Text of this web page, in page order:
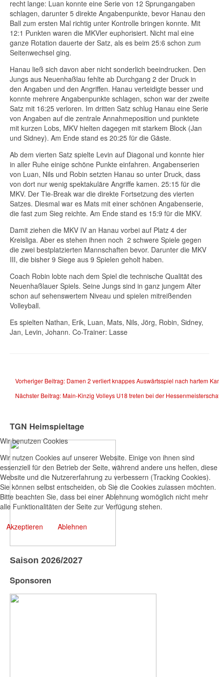
recht lange: Luan konnte eine Serie von 12 Sprungangaben
schlagen, darunter 5 direkte Angabenpunkte, bevor Hanau den
Ball zum ersten Mal richtig unter Kontrolle bringen konnte. Mit
12:1 Punkten waren die MKVler euphorisiert. Nicht mal eine
ganze Rotation dauerte der Satz, als es beim 25:6 schon zum
Seitenwechsel ging.
Hanau ließ sich davon aber nicht sonderlich beeindrucken. Den
Jungs aus Neuenhaßlau fehlte ab Durchgang 2 der Druck in
den Angaben und den Angriffen. Hanau verteidigte besser und
konnte mehrere Angabenpunkte schlagen, schon war der zweite
Satz mit 16:25 verloren. Im dritten Satz schlug Hanau eine Serie
von Angaben auf die zentrale Annahmeposition und punktete
mit kurzen Lobs, MKV hielten dagegen mit starkem Block (Jan
und Sidney). Am Ende stand es 20:25 für die Gäste.
Ab dem vierten Satz spielte Levin auf Diagonal und konnte hier
in aller Ruhe einige schöne Punkte einfahren. Angabenserien
von Luan, Nils und Robin setzten Hanau so unter Druck, dass
von dort nur wenig spektakuläre Angriffe kamen. 25:15 für die
MKV. Der Tie-Break war die direkte Fortsetzung des vierten
Satzes. Diesmal war es Mats mit einer schönen Angabenserie,
die fast zum Sieg reichte. Am Ende stand es 15:9 für die MKV.
Damit ziehen die MKV IV an Hanau vorbei auf Platz 4 der
Kreisliga. Aber es stehen ihnen noch 2 schwere Spiele gegen
die zwei bestplatzierten Mannschaften bevor. Darunter die MKV
III, die bisher 9 Siege aus 9 Spielen geholt haben.
Coach Robin lobte nach dem Spiel die technische Qualität des
Neuenhaßlauer Spiels. Seine Jungs sind in ganz jungem Alter
schon auf sehenswertem Niveau und spielen mitreißenden
Volleyball.
Es spielten Nathan, Erik, Luan, Mats, Nils, Jörg, Robin, Sidney,
Jan, Levin, Johann. Co-Trainer: Lasse
Vorheriger Beitrag: Damen 2 verliert knappes Auswärtsspiel nach hartem
Nächster Beitrag: Main-Kinzig Volleys U18 treten bei der
TGN Heimspieltage
Saison 2026/2027
Sponsoren
Wir benutzen Cookies
Wir nutzen Cookies auf unserer Website. Einige von ihnen sind
essenziell für den Betrieb der Seite, während andere uns helfen, diese
Website und die Nutzererfahrung zu verbessern (Tracking Cookies).
Sie können selbst entscheiden, ob Sie die Cookies zulassen möchten.
Bitte beachten Sie, dass bei einer Ablehnung womöglich nicht mehr
alle Funktionalitäten der Seite zur Verfügung stehen.
Akzeptieren Ablehnen